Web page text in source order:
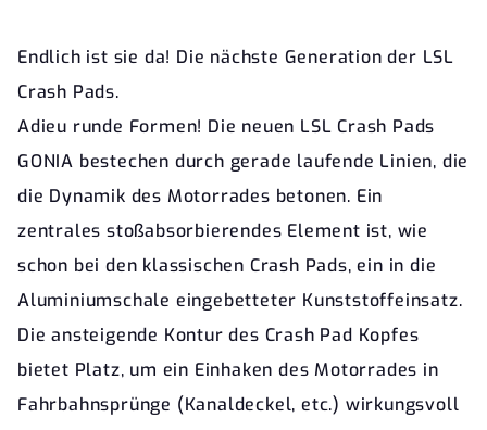
Endlich ist sie da! Die nächste Generation der LSL
Crash Pads.
Adieu runde Formen! Die neuen LSL Crash Pads
GONIA bestechen durch gerade laufende Linien, die
die Dynamik des Motorrades betonen. Ein
zentrales stoßabsorbierendes Element ist, wie
schon bei den klassischen Crash Pads, ein in die
Aluminiumschale eingebetteter Kunststoffeinsatz.
Die ansteigende Kontur des Crash Pad Kopfes
bietet Platz, um ein Einhaken des Motorrades in
Fahrbahnsprünge (Kanaldeckel, etc.) wirkungsvoll